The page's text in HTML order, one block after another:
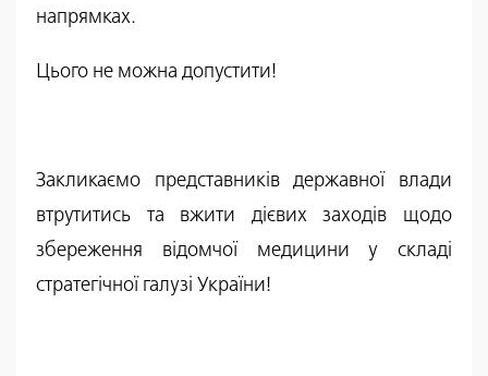
напрямках.
Цього не можна допустити!
Закликаємо представників державної влади
втрутитись та вжити дієвих заходів щодо
збереження відомчої медицини у складі
стратегічної галузі України!